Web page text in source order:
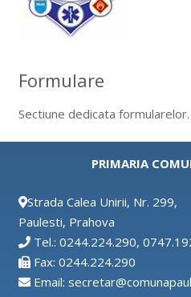
Formulare
Sectiune dedicata formularelor.
PRIMARIA
Strada Calea Unirii, Nr. 299,
Paulesti, Prahova
Tel.: 0244.224.290,
Fax: 0244.224.290
Email: